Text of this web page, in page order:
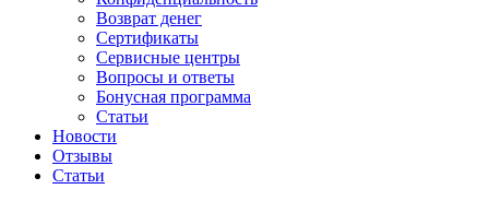
Возврат денег
Сертификаты
Сервисные центры
Вопросы и ответы
Бонусная программа
Статьи
Новости
Отзывы
Статьи